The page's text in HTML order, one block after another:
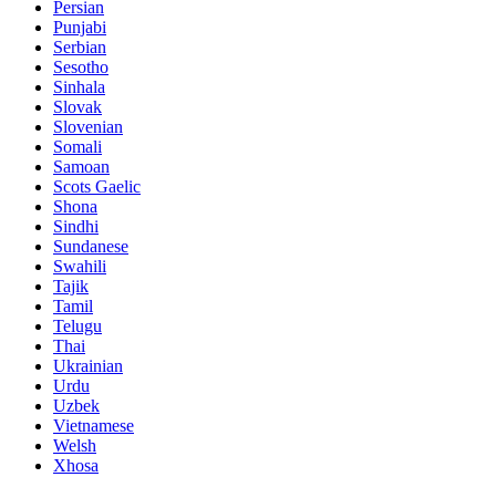
Persian
Punjabi
Serbian
Sesotho
Sinhala
Slovak
Slovenian
Somali
Samoan
Scots Gaelic
Shona
Sindhi
Sundanese
Swahili
Tajik
Tamil
Telugu
Thai
Ukrainian
Urdu
Uzbek
Vietnamese
Welsh
Xhosa